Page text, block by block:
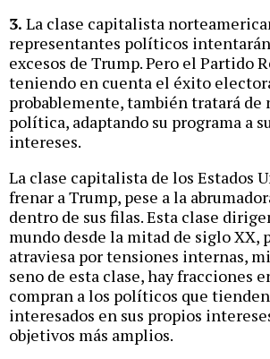
3. La clase capitalista
representantes políticos
excesos de Trump. Pero el Partido
teniendo en cuenta el éxito
probablemente, también tratará de
política, adaptando su programa a
intereses.
La clase capitalista de los Estados
frenar a Trump, pese a la
dentro de sus filas. Esta clase
mundo desde la mitad de siglo XX,
atraviesa por tensiones internas,
seno de esta clase, hay fracciones
compran a los políticos que
interesados en sus propios
objetivos más amplios.